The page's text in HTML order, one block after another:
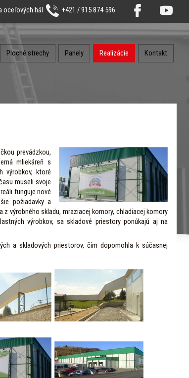
oceľových hál +421 / 915 874 596
Ploché strechy Panely Realizácie Kontakt
prevádzkou,
mliekáreň s
výrobkov, ktoré
museli svoje
funguje nové
požiadavky a
výrobného skladu, mraziacej komory, chladiacej komory
výrobkov, sa skladové priestory ponúkajú aj na
a skladových priestorov, čím dopomohla k súčasnej